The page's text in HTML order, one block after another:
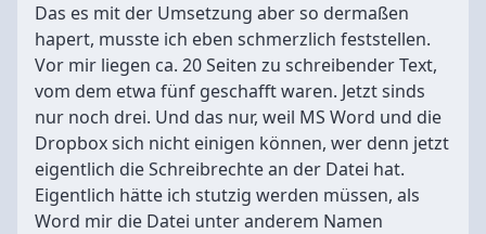
Das es mit der Umsetzung aber so dermaßen
hapert, musste ich eben schmerzlich feststellen.
Vor mir liegen ca. 20 Seiten zu schreibender Text,
vom dem etwa fünf geschafft waren. Jetzt sinds
nur noch drei. Und das nur, weil MS Word und die
Dropbox sich nicht einigen können, wer denn jetzt
eigentlich die Schreibrechte an der Datei hat.
Eigentlich hätte ich stutzig werden müssen, als
Word mir die Datei unter anderem Namen